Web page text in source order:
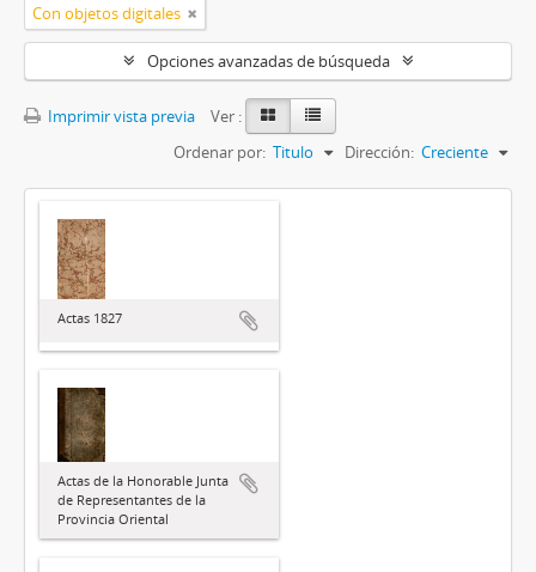
Con objetos digitales
Opciones avanzadas de búsqueda
Imprimir vista previa
Ver :
Ordenar por: Titulo Dirección: Creciente
Actas 1827
Actas de la Honorable Junta
de Representantes de la
Provincia Oriental